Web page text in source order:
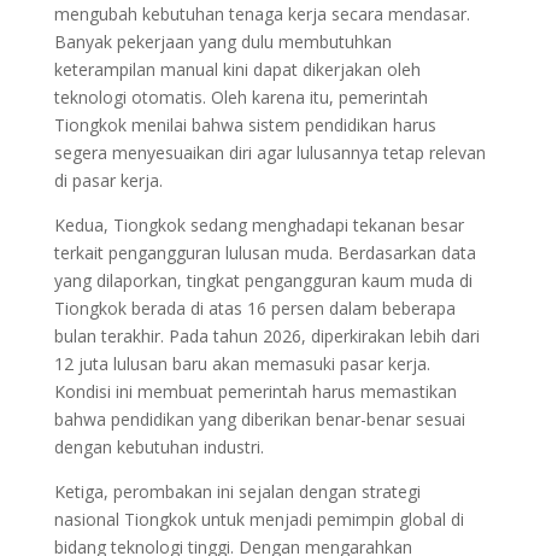
mengubah kebutuhan tenaga kerja secara mendasar.
Banyak pekerjaan yang dulu membutuhkan
keterampilan manual kini dapat dikerjakan oleh
teknologi otomatis. Oleh karena itu, pemerintah
Tiongkok menilai bahwa sistem pendidikan harus
segera menyesuaikan diri agar lulusannya tetap relevan
di pasar kerja.
Kedua, Tiongkok sedang menghadapi tekanan besar
terkait pengangguran lulusan muda. Berdasarkan data
yang dilaporkan, tingkat pengangguran kaum muda di
Tiongkok berada di atas 16 persen dalam beberapa
bulan terakhir. Pada tahun 2026, diperkirakan lebih dari
12 juta lulusan baru akan memasuki pasar kerja.
Kondisi ini membuat pemerintah harus memastikan
bahwa pendidikan yang diberikan benar-benar sesuai
dengan kebutuhan industri.
Ketiga, perombakan ini sejalan dengan strategi
nasional Tiongkok untuk menjadi pemimpin global di
bidang teknologi tinggi. Dengan mengarahkan